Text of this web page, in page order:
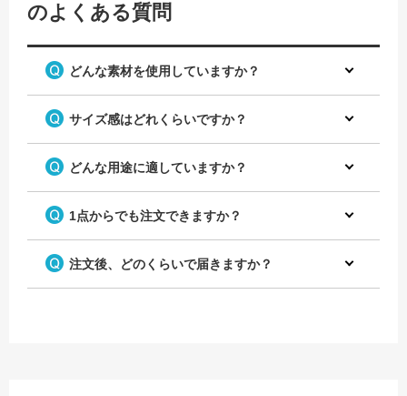
のよくある質問
どんな素材を使用していますか？
サイズ感はどれくらいですか？
どんな用途に適していますか？
1点からでも注文できますか？
注文後、どのくらいで届きますか？